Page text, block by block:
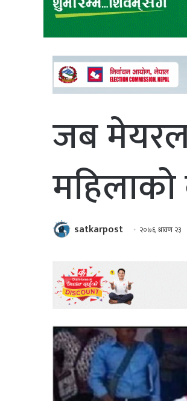
जब
satkarpost २०७६ श्रावण २३